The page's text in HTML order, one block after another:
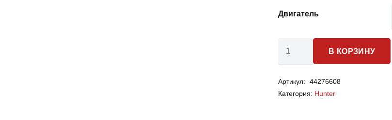
Двигатель
Hunter
-
В КОРЗИНУ
Артикул:
44276608
Категория: Hunter